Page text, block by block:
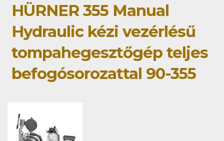
HÜRNER 355 Manual
Hydraulic kézi vezérlésű
tompahegesztőgép teljes
befogósorozattal 90-355